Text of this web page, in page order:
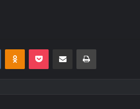
VKontakteOdnoklassniki
Pocket E-Posta ile paylaş Yazdır